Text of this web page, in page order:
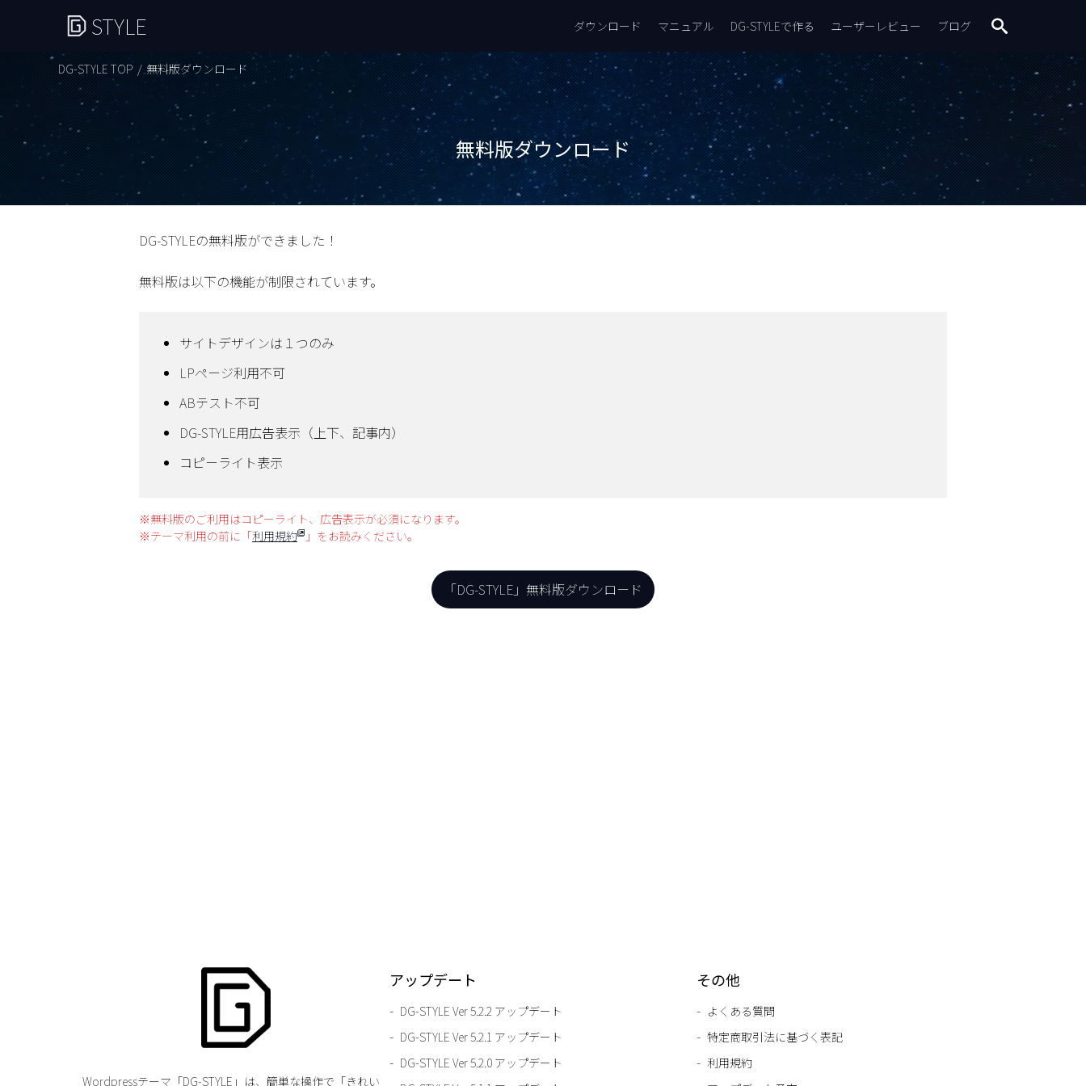
STYLE ダウンロード マニュアル DG-STYLEで作る ユーザーレビュー ブログ
DG-STYLE TOP 無料版ダウンロード
無料版ダウンロード
DG-STYLEの無料版ができました！
無料版は以下の機能が制限されています。
サイトデザインは１つのみ
LPページ利用不可
ABテスト不可
DG-STYLE用広告表示（上下、記事内）
コピーライト表示
※無料版のご利用はコピーライト、広告表示が必須になります。
※テーマ利用の前に「利用規約 」をお読みください。
「DG-STYLE」無料版ダウンロード
Wordpressテーマ「DG-STYLE」は、簡単な操作で「きれい
アップデート
DG-STYLE Ver 5.2.2 アップデート
DG-STYLE Ver 5.2.1 アップデート
DG-STYLE Ver 5.2.0 アップデート
その他
よくある質問
特定商取引法に基づく表記
利用規約